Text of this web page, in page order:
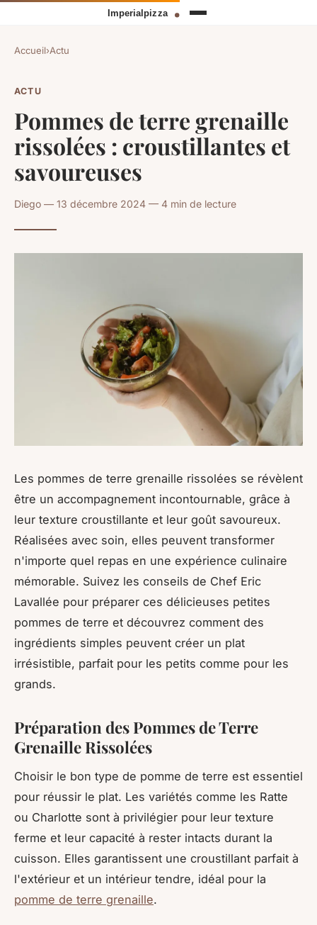
Accueil›Actu
ACTU
Pommes de terre grenaille
rissolées : croustillantes et
savoureuses
Diego — 13 décembre 2024 — 4 min de lecture
Les pommes de terre grenaille rissolées se révèlent
être un accompagnement incontournable, grâce à
leur texture croustillante et leur goût savoureux.
Réalisées avec soin, elles peuvent transformer
n'importe quel repas en une expérience culinaire
mémorable. Suivez les conseils de Chef Eric
Lavallée pour préparer ces délicieuses petites
pommes de terre et découvrez comment des
ingrédients simples peuvent créer un plat
irrésistible, parfait pour les petits comme pour les
grands.
Préparation des Pommes de Terre
Grenaille Rissolées
Choisir le bon type de pomme de terre est essentiel
pour réussir le plat. Les variétés comme les Ratte
ou Charlotte sont à privilégier pour leur texture
ferme et leur capacité à rester intacts durant la
cuisson. Elles garantissent une croustillant parfait à
l'extérieur et un intérieur tendre, idéal pour la
pomme de terre grenaille.